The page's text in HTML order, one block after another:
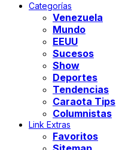
Categorías
Venezuela
Mundo
EEUU
Sucesos
Show
Deportes
Tendencias
Caraota Tips
Columnistas
Link Extras
Favoritos